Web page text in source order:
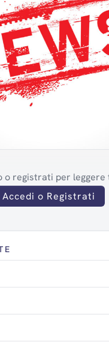
o registrati per
Accedi o Registrati